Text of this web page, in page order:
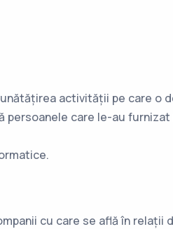
activității pe care o
care le-au furnizat
cu care se află în relații